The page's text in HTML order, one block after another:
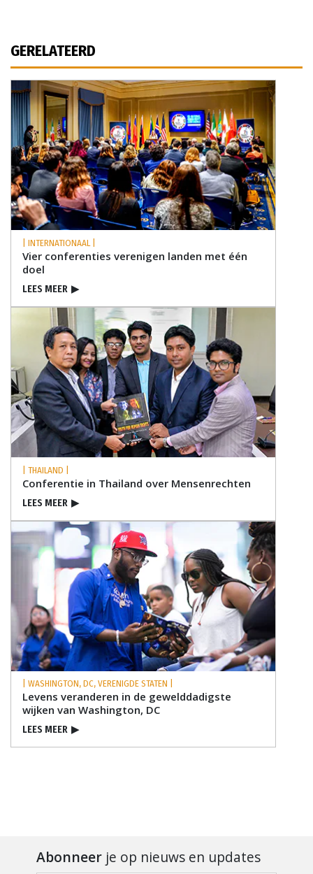
GERELATEERD
| INTERNATIONAAL |
Vier conferenties verenigen landen met één
doel
LEES MEER ▶
| THAILAND |
Conferentie in Thailand over Mensenrechten
LEES MEER ▶
| WASHINGTON, DC, VERENIGDE STATEN |
Levens veranderen in de gewelddadigste
wijken van Washington, DC
LEES MEER ▶
Abonneer je op nieuws en updates